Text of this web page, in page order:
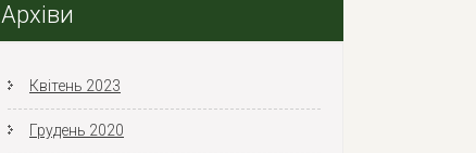
Архіви
Квітень 2023
Грудень 2020